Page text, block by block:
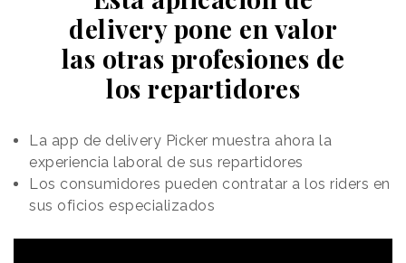
delivery pone en valor
las otras profesiones de
los repartidores
La app de delivery Picker muestra ahora la
experiencia laboral de sus repartidores
Los consumidores pueden contratar a los riders en
sus oficios especializados